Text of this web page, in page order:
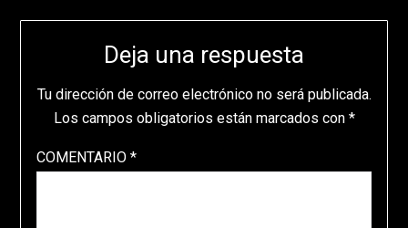
Deja una respuesta
Tu dirección de correo electrónico no será publicada.
Los campos obligatorios están marcados con *
COMENTARIO *